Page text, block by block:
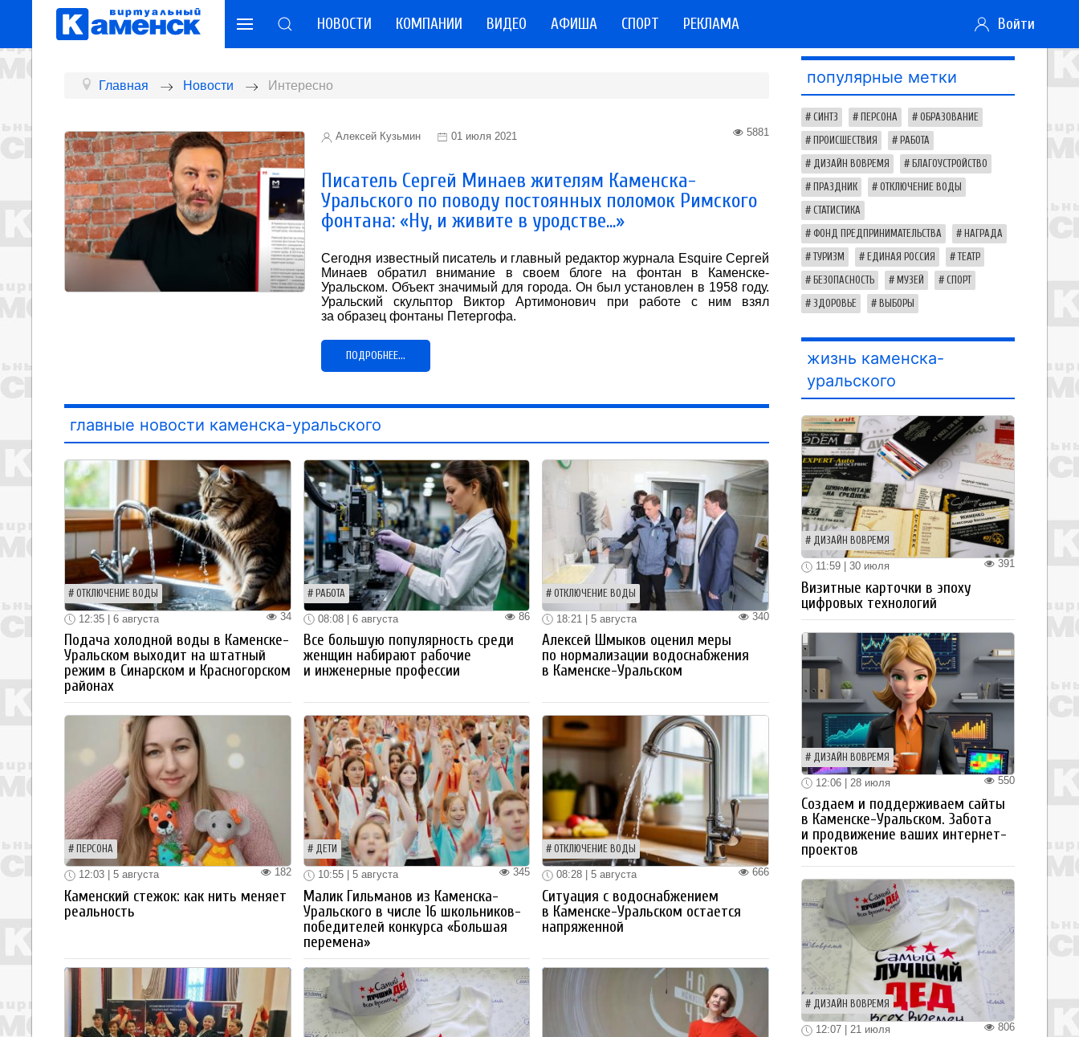
НОВОСТИ КОМПАНИИ ВИДЕО АФИША СПОРТ РЕКЛАМА Войти
Главная Новости Интересно
Алексей Кузьмин 01 июля 2021 5881
Писатель Сергей Минаев жителям Каменска-
Уральского по поводу постоянных поломок Римского
фонтана: «Ну, и живите в уродстве…»
Сегодня известный писатель и главный редактор журнала Esquire Сергей
Минаев обратил внимание в своем блоге на фонтан в Каменске-
Уральском. Объект значимый для города. Он был установлен в 1958 году.
Уральский скульптор Виктор Артимонович при работе с ним взял
за образец фонтаны Петергофа.
ПОДРОБНЕЕ...
главные новости каменска-уральского
ОТКЛЮЧЕНИЕ ВОДЫ
34
12:35 | 6 августа
Подача холодной воды в Каменске-
Уральском выходит на штатный
режим в Синарском и Красногорском
районах
РАБОТА
86
08:08 | 6 августа
Все большую популярность среди
женщин набирают рабочие
и инженерные профессии
ОТКЛЮЧЕНИЕ ВОДЫ
340
18:21 | 5 августа
Алексей Шмыков оценил меры
по нормализации водоснабжения
в Каменске-Уральском
ПЕРСОНА
182
12:03 | 5 августа
Каменский стежок: как нить меняет
реальность
ДЕТИ
345
10:55 | 5 августа
Малик Гильманов из Каменска-
Уральского в числе 16 школьников-
победителей конкурса «Большая
перемена»
ОТКЛЮЧЕНИЕ ВОДЫ
666
08:28 | 5 августа
Ситуация с водоснабжением
в Каменске-Уральском остается
напряженной
популярные метки
СИНТЗ ПЕРСОНА ОБРАЗОВАНИЕ
ПРОИСШЕСТВИЯ РАБОТА
ДИЗАЙН ВОВРЕМЯ БЛАГОУСТРОЙСТВО
ПРАЗДНИК ОТКЛЮЧЕНИЕ ВОДЫ
СТАТИСТИКА
ФОНД ПРЕДПРИНИМАТЕЛЬСТВА НАГРАДА
ТУРИЗМ ЕДИНАЯ РОССИЯ ТЕАТР
БЕЗОПАСНОСТЬ МУЗЕЙ СПОРТ
ЗДОРОВЬЕ ВЫБОРЫ
жизнь каменска-
уральского
ДИЗАЙН ВОВРЕМЯ
391
11:59 | 30 июля
Визитные карточки в эпоху
цифровых технологий
ДИЗАЙН ВОВРЕМЯ
550
12:06 | 28 июля
Создаем и поддерживаем сайты
в Каменске-Уральском. Забота
и продвижение ваших интернет-
проектов
ДИЗАЙН ВОВРЕМЯ
806
12:07 | 21 июля